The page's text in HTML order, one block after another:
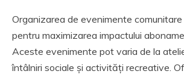
Organizarea de evenimente
pentru maximizarea impactului
Aceste evenimente pot varia de la
întâlniri sociale și activități recreative.